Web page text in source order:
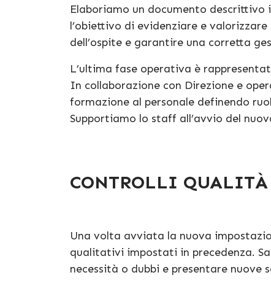
Elaboriamo un documento
l’obiettivo di evidenziare e
dell’ospite e garantire una corretta
L’ultima fase operativa è
In collaborazione con Direzione e
formazione al personale definendo
Supportiamo lo staff all’avvio del
CONTROLLI QUALITÀ
Una volta avviata la nuova
qualitativi impostati in precedenza.
necessità o dubbi e presentare nuove